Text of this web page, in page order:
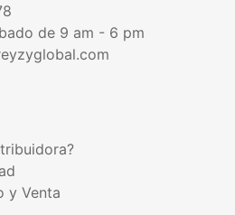
de 9 am - 6 pm
y Venta